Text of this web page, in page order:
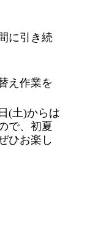
に引き続
え作業を
(土)からは
で、初夏
ひお楽し